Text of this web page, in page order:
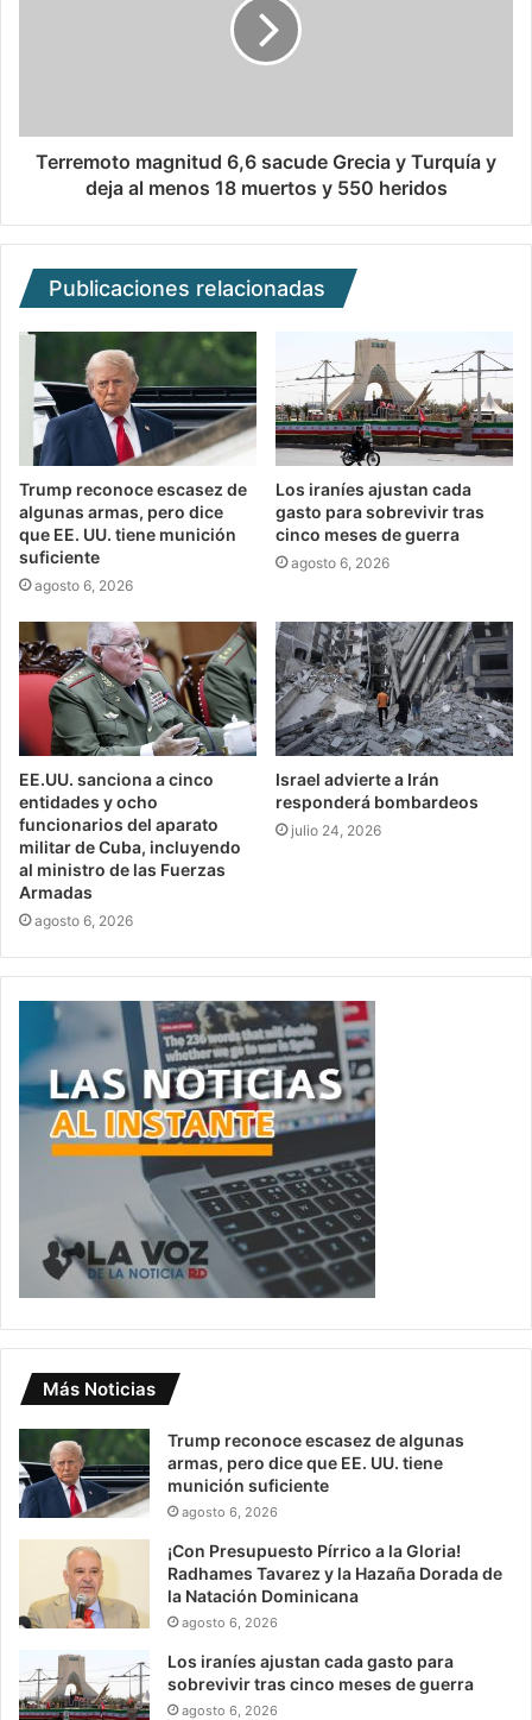
Terremoto magnitud 6,6 sacude Grecia y Turquía y
deja al menos 18 muertos y 550 heridos
Publicaciones relacionadas
Trump reconoce escasez de
algunas armas, pero dice
que EE. UU. tiene munición
suficiente
agosto 6, 2026
Los iraníes ajustan cada
gasto para sobrevivir tras
cinco meses de guerra
agosto 6, 2026
EE.UU. sanciona a cinco
entidades y ocho
funcionarios del aparato
militar de Cuba, incluyendo
al ministro de las Fuerzas
Armadas
agosto 6, 2026
Israel advierte a Irán
responderá bombardeos
julio 24, 2026
Más Noticias
Trump reconoce escasez de algunas
armas, pero dice que EE. UU. tiene
munición suficiente
agosto 6, 2026
¡Con Presupuesto Pírrico a la Gloria!
Radhames Tavarez y la Hazaña Dorada de
la Natación Dominicana
agosto 6, 2026
Los iraníes ajustan cada gasto para
sobrevivir tras cinco meses de guerra
agosto 6, 2026